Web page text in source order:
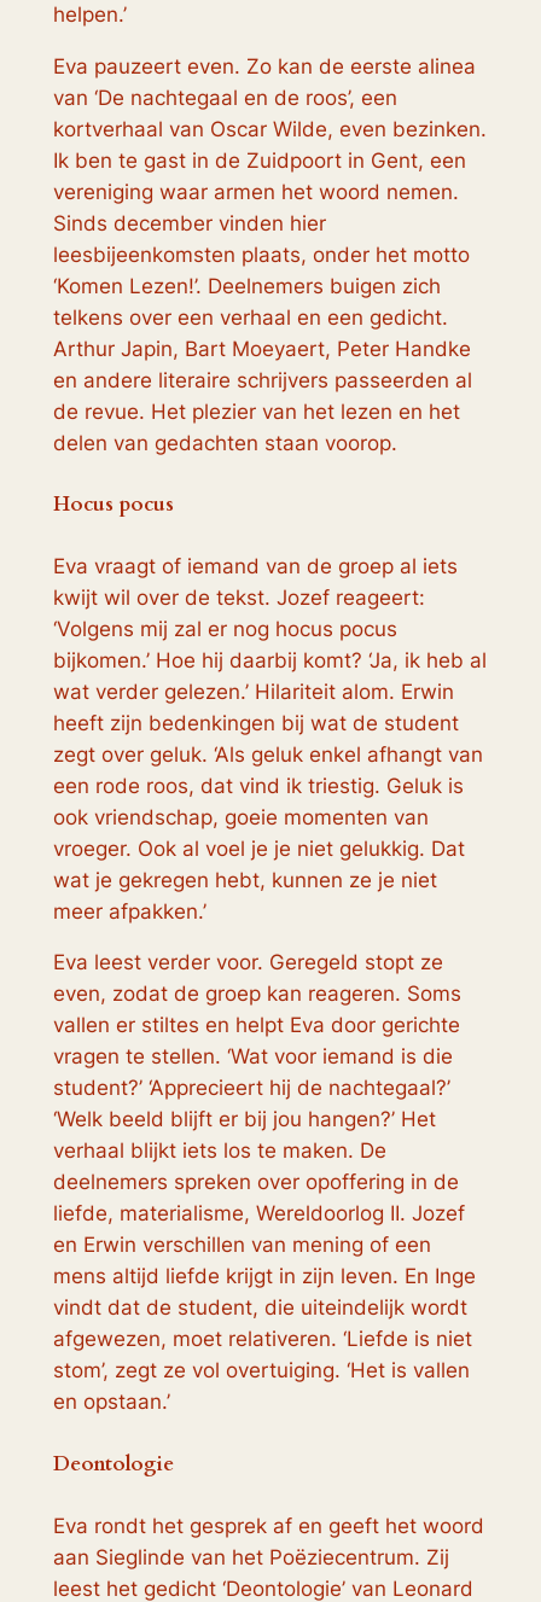
helpen.’
Eva pauzeert even. Zo kan de eerste alinea
van ‘De nachtegaal en de roos’, een
kortverhaal van Oscar Wilde, even bezinken.
Ik ben te gast in de Zuidpoort in Gent, een
vereniging waar armen het woord nemen.
Sinds december vinden hier
leesbijeenkomsten plaats, onder het motto
‘Komen Lezen!’. Deelnemers buigen zich
telkens over een verhaal en een gedicht.
Arthur Japin, Bart Moeyaert, Peter Handke
en andere literaire schrijvers passeerden al
de revue. Het plezier van het lezen en het
delen van gedachten staan voorop.
Hocus pocus
Eva vraagt of iemand van de groep al iets
kwijt wil over de tekst. Jozef reageert:
‘Volgens mij zal er nog hocus pocus
bijkomen.’ Hoe hij daarbij komt? ‘Ja, ik heb al
wat verder gelezen.’ Hilariteit alom. Erwin
heeft zijn bedenkingen bij wat de student
zegt over geluk. ‘Als geluk enkel afhangt van
een rode roos, dat vind ik triestig. Geluk is
ook vriendschap, goeie momenten van
vroeger. Ook al voel je je niet gelukkig. Dat
wat je gekregen hebt, kunnen ze je niet
meer afpakken.’
Eva leest verder voor. Geregeld stopt ze
even, zodat de groep kan reageren. Soms
vallen er stiltes en helpt Eva door gerichte
vragen te stellen. ‘Wat voor iemand is die
student?’ ‘Apprecieert hij de nachtegaal?’
‘Welk beeld blijft er bij jou hangen?’ Het
verhaal blijkt iets los te maken. De
deelnemers spreken over opoffering in de
liefde, materialisme, Wereldoorlog II. Jozef
en Erwin verschillen van mening of een
mens altijd liefde krijgt in zijn leven. En Inge
vindt dat de student, die uiteindelijk wordt
afgewezen, moet relativeren. ‘Liefde is niet
stom’, zegt ze vol overtuiging. ‘Het is vallen
en opstaan.’
Deontologie
Eva rondt het gesprek af en geeft het woord
aan Sieglinde van het Poëziecentrum. Zij
leest het gedicht ‘Deontologie’ van Leonard